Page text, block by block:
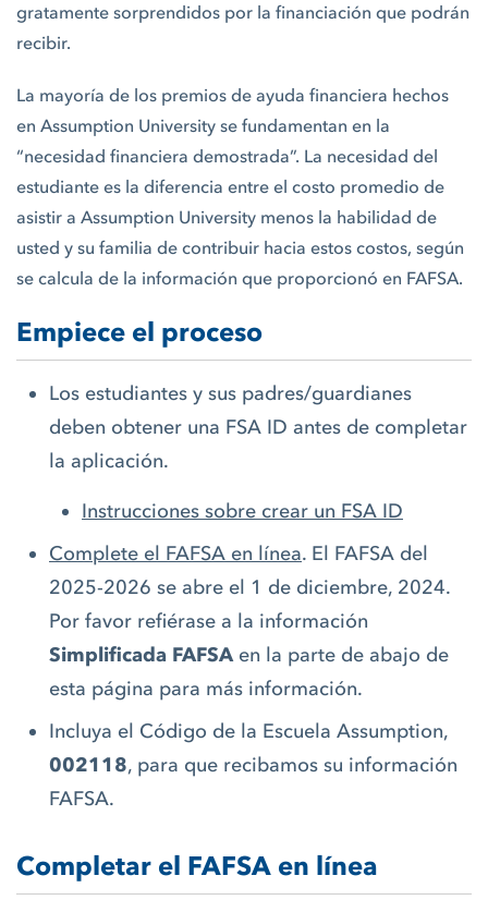
gratamente sorprendidos por la financiación que podrán
recibir.
La mayoría de los premios de ayuda financiera hechos
en Assumption University se fundamentan en la
“necesidad financiera demostrada”. La necesidad del
estudiante es la diferencia entre el costo promedio de
asistir a Assumption University menos la habilidad de
usted y su familia de contribuir hacia estos costos, según
se calcula de la información que proporcionó en FAFSA.
Empiece el proceso
Los estudiantes y sus padres/guardianes
deben obtener una FSA ID antes de completar
la aplicación.
Instrucciones sobre crear un FSA ID
Complete el FAFSA en línea. El FAFSA del
2025-2026 se abre el 1 de diciembre, 2024.
Por favor refiérase a la información
Simplificada FAFSAen la parte de abajo de
esta página para más información.
Incluya el Código de la Escuela Assumption,
002118, para que recibamos su información
FAFSA.
Completar el FAFSA en línea